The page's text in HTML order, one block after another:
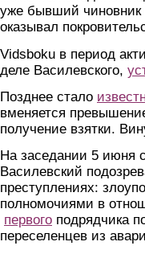
уже бывший чиновник
оказывал
Vidsboku в период
деле Василевского,
Позднее стало
вменяется
получение взятки.
На заседании 5 июня
Василевский
преступлениях:
полномочиями в
первого подрядчика
переселенцев из